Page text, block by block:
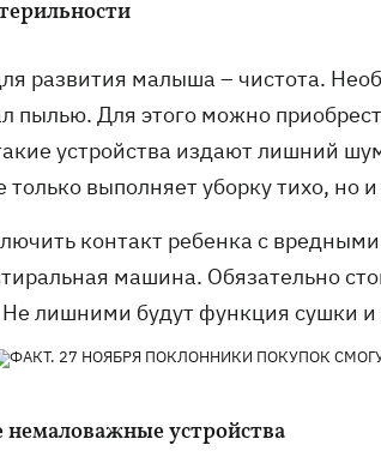
развития малыша – чистота.
пылью. Для этого можно
устройства издают лишний
выполняет уборку тихо, но
контакт ребенка с
машина. Обязательно
Не лишними будут функция сушки
устройства